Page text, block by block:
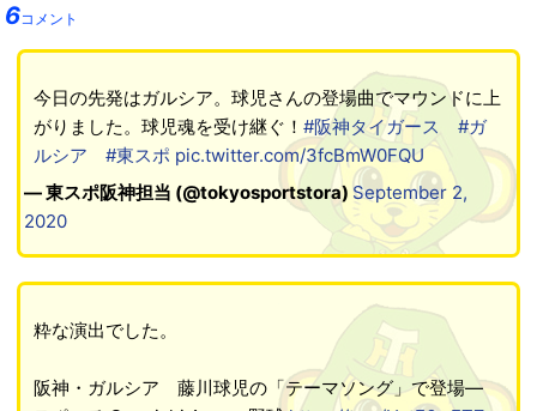
6コメント
今日の先発はガルシア。球児さんの登場曲でマウンドに上
がりました。球児魂を受け継ぐ！ #阪神タイガース
#ガ
ルシア
#東スポ pic.twitter.com/3fcBmW0FQU
— 東スポ阪神担当 (@tokyosportstora)September 2,
2020
粋な演出でした。
阪神・ガルシア 藤川球児の「テーマソング」で登場―